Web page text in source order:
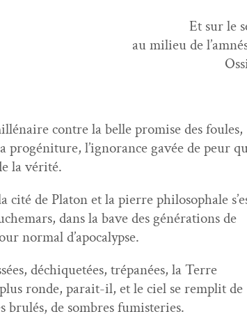
Et sur le
au milieu de
con­tre la belle promise des foules,
progéni­ture, l’ignorance gavée de peur
la vérité.
cité de Pla­ton et la pierre philosophale
dans la bave des généra­tions de
nor­mal d’apocalypse.
déchi­quetées, tré­panées, la Terre
plus ronde, parait-il, et le ciel se rem­plit de
brulés, de som­bres fumisteries.